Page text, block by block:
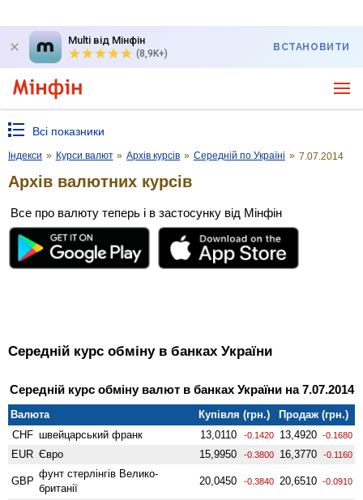
Multi від Мінфін
(8,9K+)
ВСТАНОВИТИ
Всі показники
Індекси » Курси валют » Архів курсів » Середній по Україні » 7.07.2014
Архів валютних курсів
Все про валюту теперь і в застосунку від Мінфін
Середній курс обміну в банках України
Середній курс обміну валют в банках України на 7.07.2014
Валюта Купівля (грн.)
Продаж (грн.)
CHF швейцарський франк 13,0110 -0.1420 13,4920 -0.1680
EUR Євро 15,9950 -0.3800 16,3770 -0.1160
GBP
фунт стерлінгів Велико­
британії
20,0450 -0.3840 20,6510 -0.0910